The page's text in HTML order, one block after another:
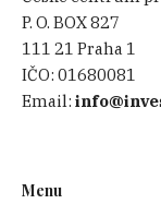
P. O. BOX 827
111 21 Praha 1
IČO:01680081
Email:
Menu